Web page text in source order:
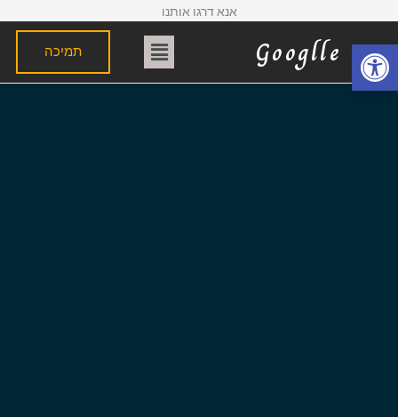
פתח סרגל נגישות
אנא דרגו אותנו
Googlle תפריט תמיכה